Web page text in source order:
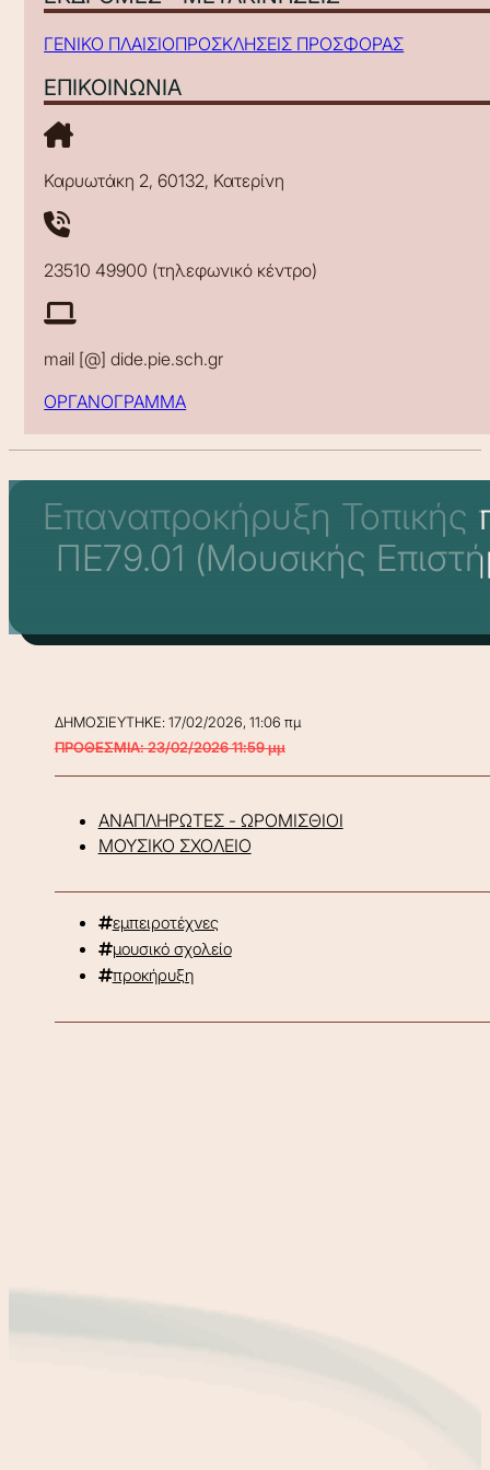
ΓΕΝΙΚΟ ΠΛΑΙΣΙΟΠΡΟΣΚΛΗΣΕΙΣ ΠΡΟΣΦΟΡΑΣ
ΕΠΙΚΟΙΝΩΝΙΑ
Καρυωτάκη 2, 60132, Κατερίνη
23510 49900 (τηλεφωνικό κέντρο)
mail [@] dide.pie.sch.gr
ΟΡΓΑΝΟΓΡΑΜΜΑ
Επαναπροκήρυξη Τοπικής
ΠΕ79.01 (Μουσικής
ΔΗΜΟΣΙΕΥΤΗΚΕ: 17/02/2026, 11:06 πμ
ΠΡΟΘΕΣΜΙΑ: 23/02/2026 11:59 μμ
ΑΝΑΠΛΗΡΩΤΕΣ - ΩΡΟΜΙΣΘΙΟΙ
ΜΟΥΣΙΚΟ ΣΧΟΛΕΙΟ
εμπειροτέχνες
μουσικό σχολείο
προκήρυξη